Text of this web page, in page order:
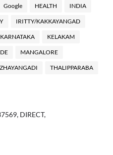
Google HEALTH INDIA
IRITTY/KAKKAYANGAD
KARNATAKA KELAKAM
MANGALORE
THALIPPARABA
DIRECT,